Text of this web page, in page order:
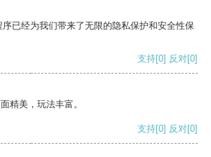
已经为我们带来了无限的隐私保护和安全性保
支持[0] 反对[0]
精美，玩法丰富。
支持[0] 反对[0]